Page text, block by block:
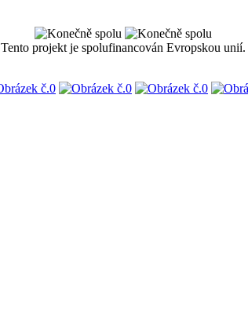
Tento projekt je spolufinancován Evropskou unií.